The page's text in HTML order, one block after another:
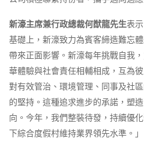
新濠主席兼行政總裁何猷龍先生表
基礎上，新濠致力為賓客締造難忘
帶來正面影響。新濠每年挑戰自我
華體驗與社會責任相輔相成，互為
對有效管治、環境管理、同事及社
的堅持。這種追求進步的承諾，塑
向。今年，我們整裝待發，持續優
下綜合度假村維持業界領先水準。」